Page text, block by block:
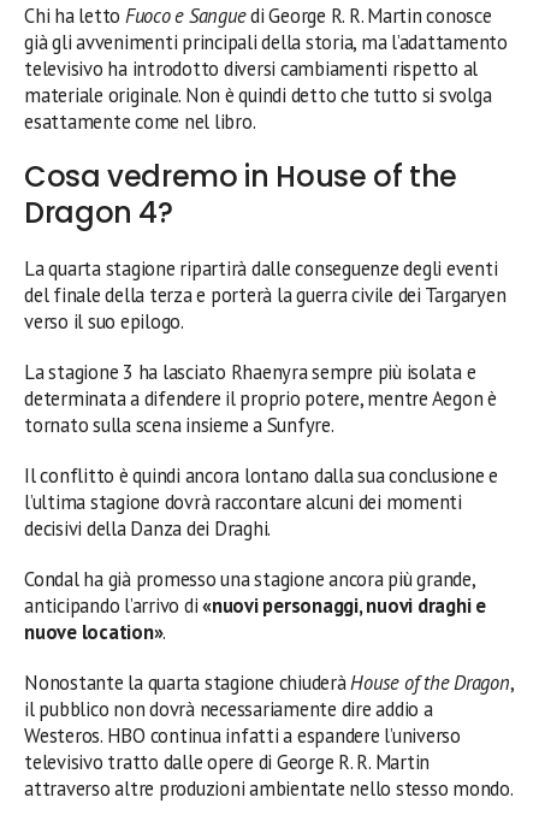
Chi ha letto Fuoco e Sanguedi George R. R. Martin conosce
già gli avvenimenti principali della storia, ma l’adattamento
televisivo ha introdotto diversi cambiamenti rispetto al
materiale originale. Non è quindi detto che tutto si svolga
esattamente come nel libro.
Cosa vedremo in House of the
Dragon 4?
La quarta stagione ripartirà dalle conseguenze degli eventi
del finale della terza e porterà la guerra civile dei Targaryen
verso il suo epilogo.
La stagione 3 ha lasciato Rhaenyra sempre più isolata e
determinata a difendere il proprio potere, mentre Aegon è
tornato sulla scena insieme a Sunfyre.
Il conflitto è quindi ancora lontano dalla sua conclusione e
l’ultima stagione dovrà raccontare alcuni dei momenti
decisivi della Danza dei Draghi.
Condal ha già promesso una stagione ancora più grande,
anticipando l’arrivo di«nuovi personaggi, nuovi draghi e
nuove location».
Nonostante la quarta stagione chiuderàHouse of the Dragon,
il pubblico non dovrà necessariamente dire addio a
Westeros. HBO continua infatti a espandere l’universo
televisivo tratto dalle opere di George R. R. Martin
attraverso altre produzioni ambientate nello stesso mondo.